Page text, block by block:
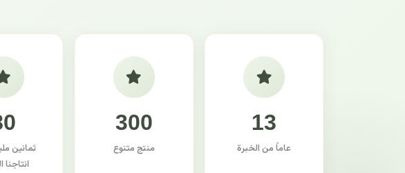
13
عاماً من الخبرة
300
منتج متنوع
ثمانين